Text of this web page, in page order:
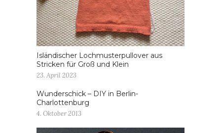
Isländischer Lochmusterpullover aus
Stricken für Groß und Klein
23. April 2023
Wunderschick – DIY in Berlin-
Charlottenburg
4. Oktober 2013